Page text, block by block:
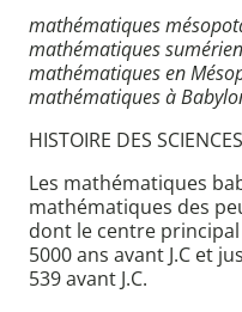
mathématiques
mathématiques
mathématiques en
mathématiques à
HISTOIRE DES SCIENCES
Les mathématiques
mathématiques des
dont le centre
5000 ans avant J.C et
539 avant J.C.